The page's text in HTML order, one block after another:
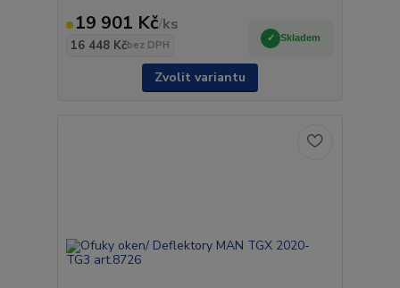
19 901 Kč/ks
16 448 Kčbez DPH
Skladem
Zvolit variantu